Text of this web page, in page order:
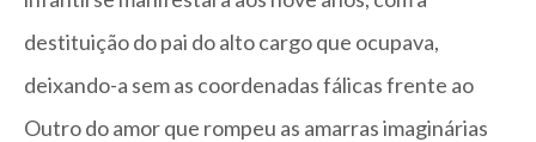
destituição do pai do alto cargo que ocupava,
deixando-a sem as coordenadas fálicas frente ao
Outro do amor que rompeu as amarras imaginárias